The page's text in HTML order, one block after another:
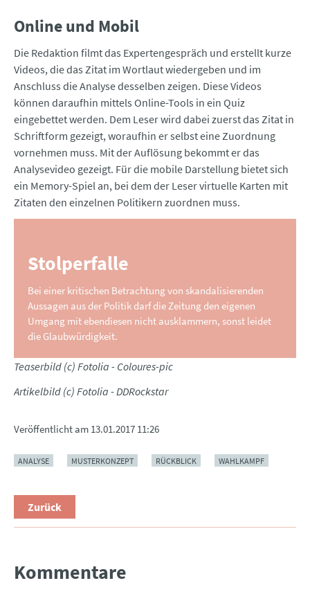
Online und Mobil
Die Redaktion filmt das Expertengespräch und erstellt kurze
Videos, die das Zitat im Wortlaut wiedergeben und im
Anschluss die Analyse desselben zeigen. Diese Videos
können daraufhin mittels Online-Tools in ein Quiz
eingebettet werden. Dem Leser wird dabei zuerst das Zitat in
Schriftform gezeigt, woraufhin er selbst eine Zuordnung
vornehmen muss. Mit der Auflösung bekommt er das
Analysevideo gezeigt. Für die mobile Darstellung bietet sich
ein Memory-Spiel an, bei dem der Leser virtuelle Karten mit
Zitaten den einzelnen Politikern zuordnen muss.
Stolperfalle
Bei einer kritischen Betrachtung von skandalisierenden
Aussagen aus der Politik darf die Zeitung den eigenen
Umgang mit ebendiesen nicht ausklammern, sonst leidet
die Glaubwürdigkeit.
Teaserbild (c) Fotolia - Coloures-pic
Artikelbild (c) Fotolia - DDRockstar
Veröffentlicht am 13.01.2017 11:26
ANALYSE MUSTERKONZEPT RÜCKBLICK WAHLKAMPF
Zurück
Kommentare